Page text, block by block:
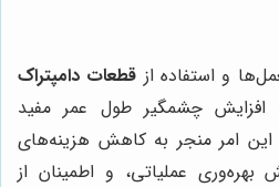
و استفاده از قطعات دامپتراک
افزایش چشمگیر طول عمر مفید
این امر منجر به کاهش هزینه‌های
بهره‌وری عملیاتی، و اطمینان از